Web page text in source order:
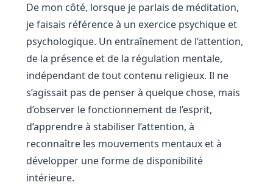
De mon côté, lorsque je parlais de méditation,
je faisais référence à un exercice psychique et
psychologique. Un entraînement de l’attention,
de la présence et de la régulation mentale,
indépendant de tout contenu religieux. Il ne
s’agissait pas de penser à quelque chose, mais
d’observer le fonctionnement de l’esprit,
d’apprendre à stabiliser l’attention, à
reconnaître les mouvements mentaux et à
développer une forme de disponibilité
intérieure.